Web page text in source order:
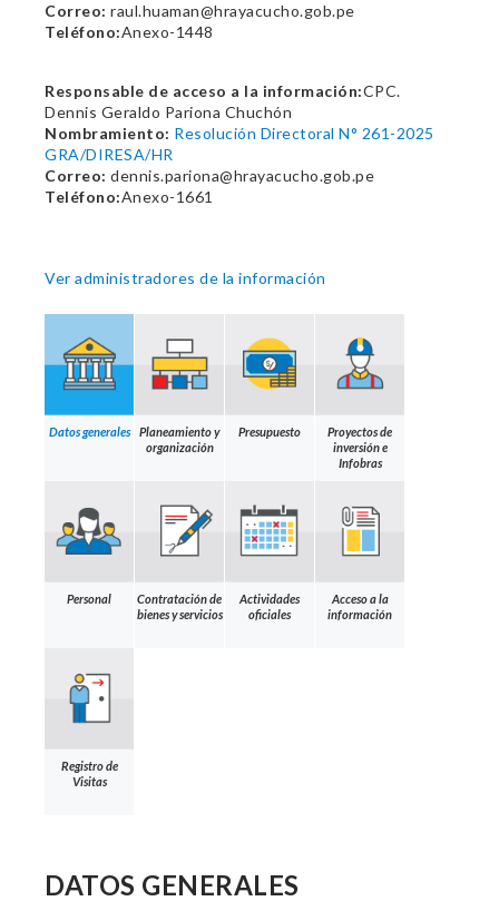
Correo: raul.huaman@hrayacucho.gob.pe
Teléfono:Anexo-1448
Responsable de acceso a la información:CPC.
Dennis Geraldo Pariona Chuchón
Nombramiento: Resolución Directoral N° 261-2025
GRA/DIRESA/HR
Correo: dennis.pariona@hrayacucho.gob.pe
Teléfono:Anexo-1661
Ver administradores de la información
Datos generales
Planeamiento y
organización
Presupuesto
Proyectos de
inversión e
Infobras
Personal
Contratación de
bienes y servicios
Actividades
oficiales
Acceso a la
información
Registro de
Visitas
DATOS GENERALES